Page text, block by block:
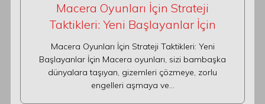
Macera Oyunları İçin Strateji
Taktikleri: Yeni Başlayanlar İçin
Macera Oyunları İçin Strateji Taktikleri: Yeni
Başlayanlar İçin Macera oyunları, sizi bambaşka
dünyalara taşıyan, gizemleri çözmeye, zorlu
engelleri aşmaya ve…